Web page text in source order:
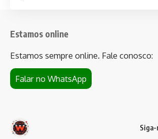
Estamos online
Estamos sempre online. Fale conosco:
Falar no WhatsApp
Siga-